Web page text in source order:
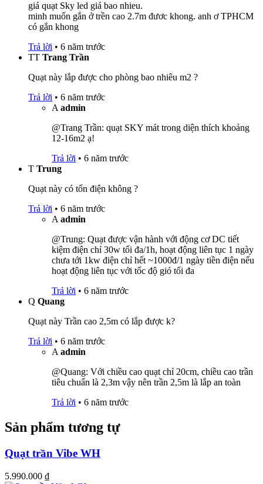
giá quạt Sky led giá bao nhieu.
minh muốn gắn ở trền cao 2.7m đươc khong. anh ơ TPHCM
có gắn khong
Trả lời • 6 năm trước
TT Trang Trần
Quạt này lắp được cho phòng bao nhiêu m2 ?
Trả lời • 6 năm trước
A admin
@Trang Trần: quạt SKY mát trong diện thích khoảng
12-16m2 ạ!
Trả lời • 6 năm trước
T Trung
Quạt này có tốn điện không ?
Trả lời • 6 năm trước
A admin
@Trung: Quạt được vận hành với động cơ DC tiết
kiệm điện chỉ 30w tối đa/1h, hoạt động liên tục 1 ngày
chưa tới 1kw điện chỉ hết ~1000đ/1 ngày tiền điện nếu
hoạt động liên tục với tốc độ gió tối đa
Trả lời • 6 năm trước
Q Quang
Quạt này Trần cao 2,5m có lắp được k?
Trả lời • 6 năm trước
A admin
@Quang: Với chiều cao quạt chỉ 20cm, chiều cao trần
tiêu chuẩn là 2,3m vậy nên trần 2,5m là lắp an toàn
Trả lời • 6 năm trước
Sản phẩm tương tự
Quạt trần Vibe WH
5.990.000 ₫